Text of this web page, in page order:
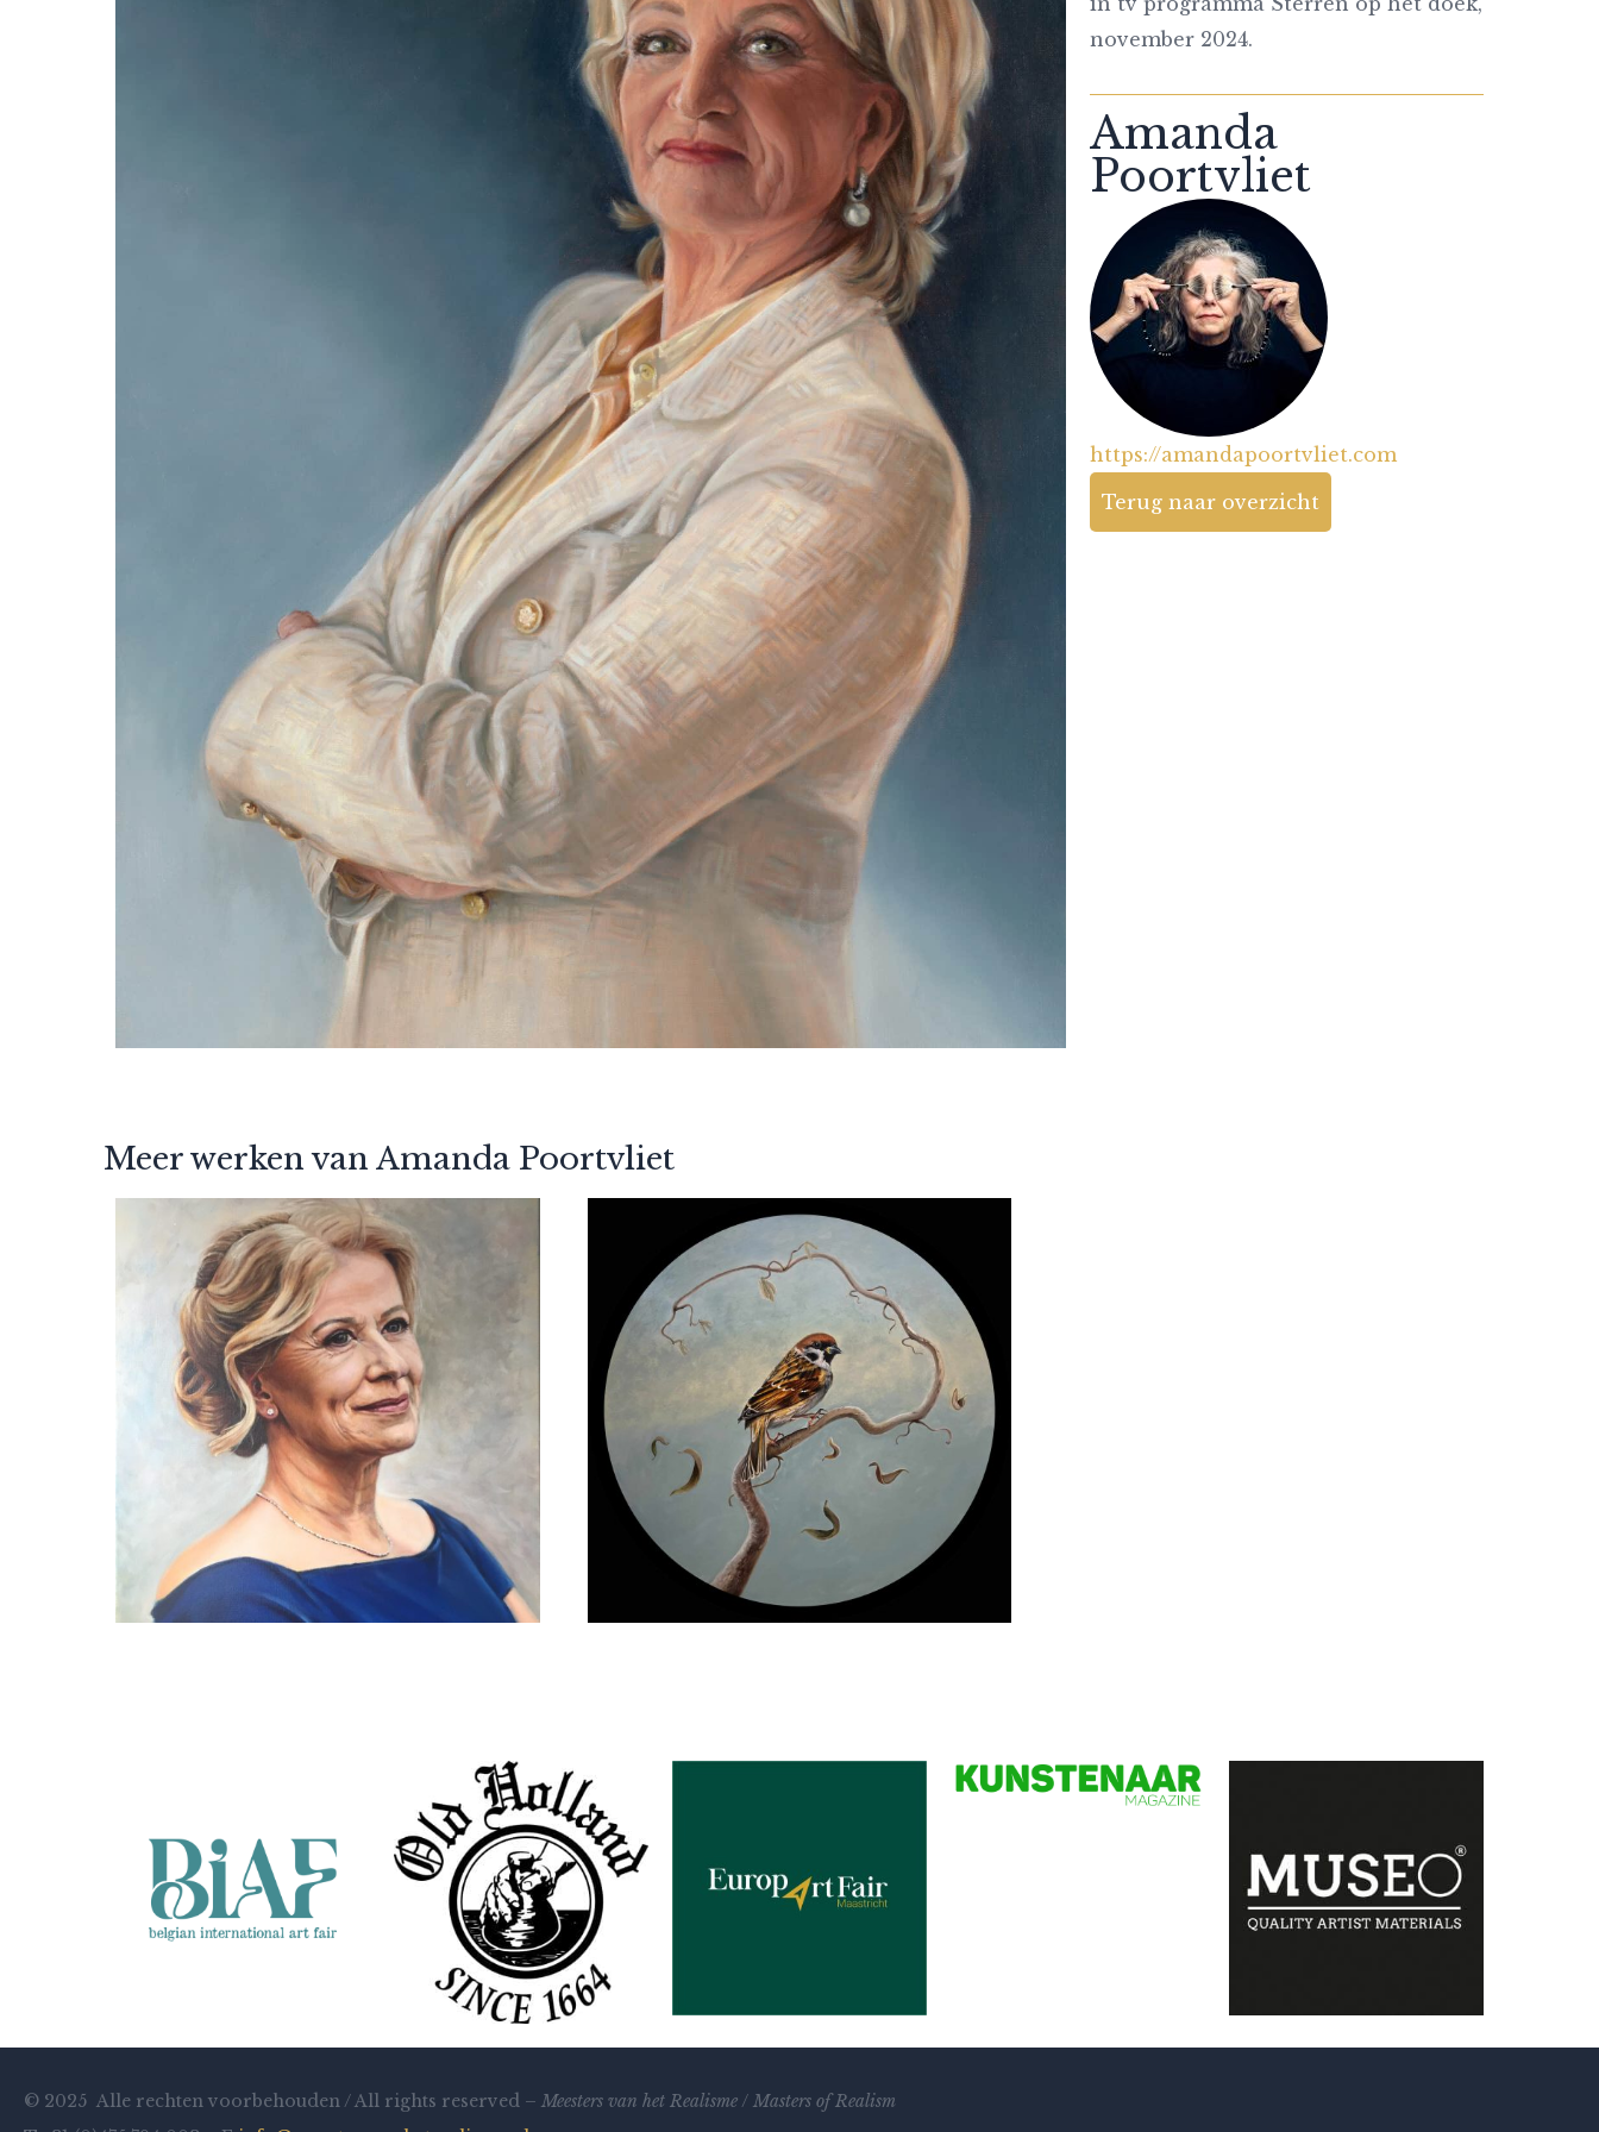
november 2024.
Amanda
Poortvliet
https://amandapoortvliet.com
Terug naar overzicht
Meer werken van Amanda Poortvliet
© 2025 Alle rechten voorbehouden / All rights reserved – Meesters van het Realisme / Masters of Realism